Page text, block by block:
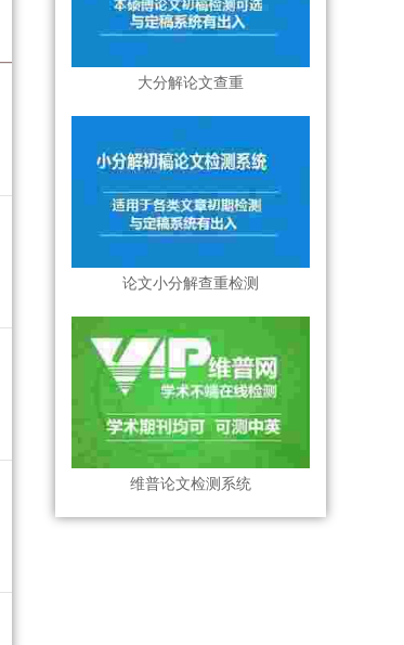
大分解论文查重
论文小分解查重检测
维普论文检测系统